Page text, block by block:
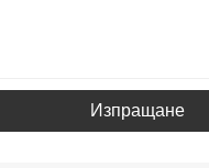
Изпращане